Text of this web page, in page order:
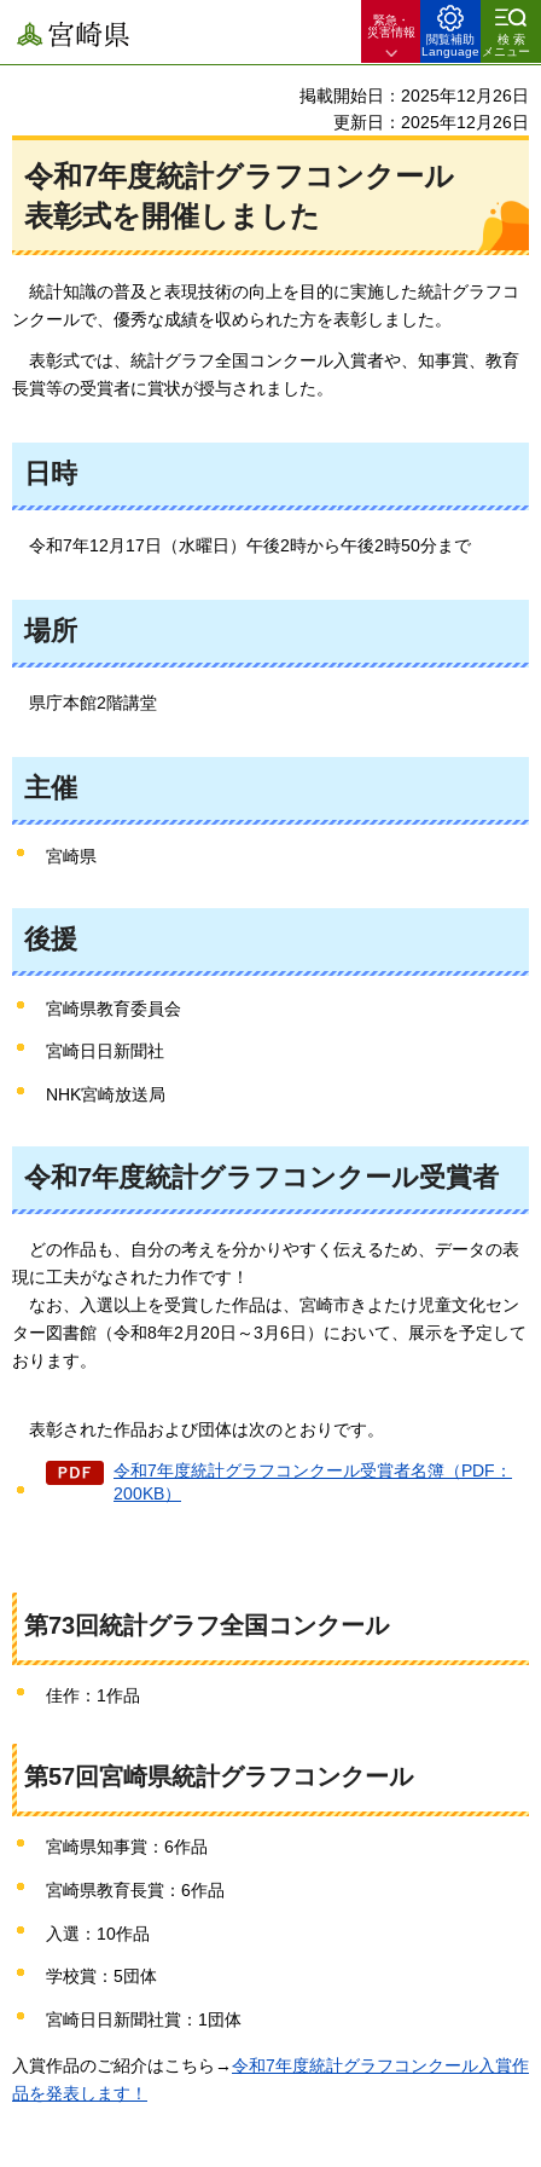
宮崎県
緊急・
災害情報
閲覧補助
Language
検索
メニュー
掲載開始日：2025年12月26日
更新日：2025年12月26日
令和7年度統計グラフコンクール
表彰式を開催しました
統計知識の普及と表現技術の向上を目的に実施した統計グラフコ
ンクールで、優秀な成績を収められた方を表彰しました。
表彰式では、統計グラフ全国コンクール入賞者や、知事賞、教育
長賞等の受賞者に賞状が授与されました。
日時
令和7年12月17日（水曜日）午後2時から午後2時50分まで
場所
県庁本館2階講堂
主催
宮崎県
後援
宮崎県教育委員会
宮崎日日新聞社
NHK宮崎放送局
令和7年度統計グラフコンクール受賞者
どの作品も、自分の考えを分かりやすく伝えるため、データの表
現に工夫がなされた力作です！
なお、入選以上を受賞した作品は、 宮崎市きよたけ児童文化セン
ター図書館（令和8年2月20日～3月6日）において、展示を予定して
おります。
表彰された作品および団体は次のとおりです。
令和7年度統計グラフコンクール受賞者名簿（PDF：
200KB）
第73回統計グラフ全国コンクール
佳作：1作品
第57回宮崎県統計グラフコンクール
宮崎県知事賞：6作品
宮崎県教育長賞：6作品
入選：10作品
学校賞：5団体
宮崎日日新聞社賞：1団体
入賞作品のご紹介はこちら→令和7年度統計グラフコンクール入賞作
品を発表します！